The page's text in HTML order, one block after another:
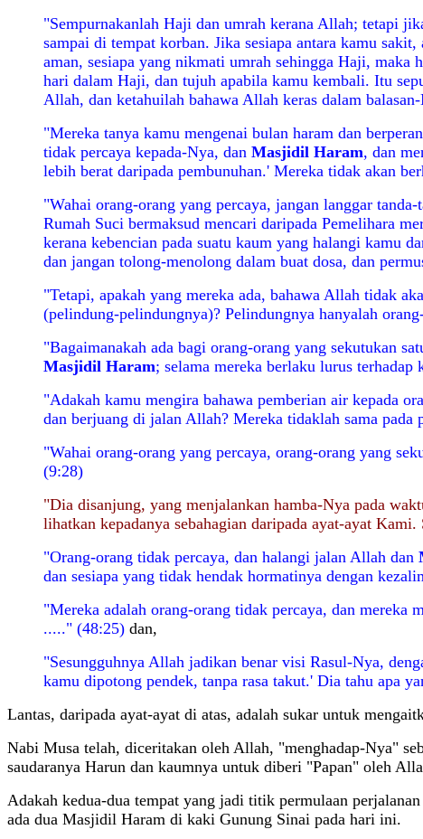
"Sempurnakanlah Haji dan umrah kerana Allah; tetapi
sampai di tempat korban. Jika sesiapa antara kamu
aman, sesiapa yang nikmati umrah sehingga Haji, maka
hari dalam Haji, dan tujuh apabila kamu kembali. Itu
Allah, dan ketahuilah bahawa Allah keras dalam
"Mereka tanya kamu mengenai bulan haram dan
tidak percaya kepada-Nya, dan Masjidil Haram, dan
lebih berat daripada pembunuhan.' Mereka tidak akan
"Wahai orang-orang yang percaya, jangan langgar
Rumah Suci bermaksud mencari daripada Pemelihara
kerana kebencian pada suatu kaum yang halangi kamu
dan jangan tolong-menolong dalam buat dosa, dan
"Tetapi, apakah yang mereka ada, bahawa Allah tidak
(pelindung-pelindungnya)? Pelindungnya hanyalah
"Bagaimanakah ada bagi orang-orang yang sekutukan
Masjidil Haram; selama mereka berlaku lurus
"Adakah kamu mengira bahawa pemberian air kepada
dan berjuang di jalan Allah? Mereka tidaklah sama
"Wahai orang-orang yang percaya, orang-orang yang
(9:28)
"Dia disanjung, yang menjalankan hamba-Nya pada
lihatkan kepadanya sebahagian daripada ayat-ayat
"Orang-orang tidak percaya, dan halangi jalan Allah dan
dan sesiapa yang tidak hendak hormatinya dengan
"Mereka adalah orang-orang tidak percaya, dan mereka
....." (48:25) dan,
"Sesungguhnya Allah jadikan benar visi Rasul-Nya,
kamu dipotong pendek, tanpa rasa takut.' Dia tahu apa
Lantas, daripada ayat-ayat di atas, adalah sukar untuk
Nabi Musa telah, diceritakan oleh Allah, "menghadap-Nya"
saudaranya Harun dan kaumnya untuk diberi "Papan" oleh
Adakah kedua-dua tempat yang jadi titik permulaan
ada dua Masjidil Haram di kaki Gunung Sinai pada hari ini.